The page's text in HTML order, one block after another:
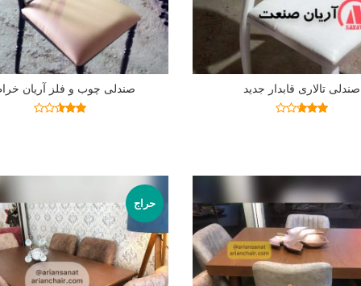
صندلی تالاری قابدار جدید
اطلاعات بیشتر
صندلی چوب و فلز آریان
اطلاعات بیشتر
حراج